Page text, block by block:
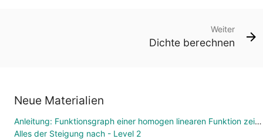
Weiter
Dichte berechnen
Neue Materialien
Anleitung: Funktionsgraph einer homogen linearen Funktion zeichnen
Alles der Steigung nach - Level 2